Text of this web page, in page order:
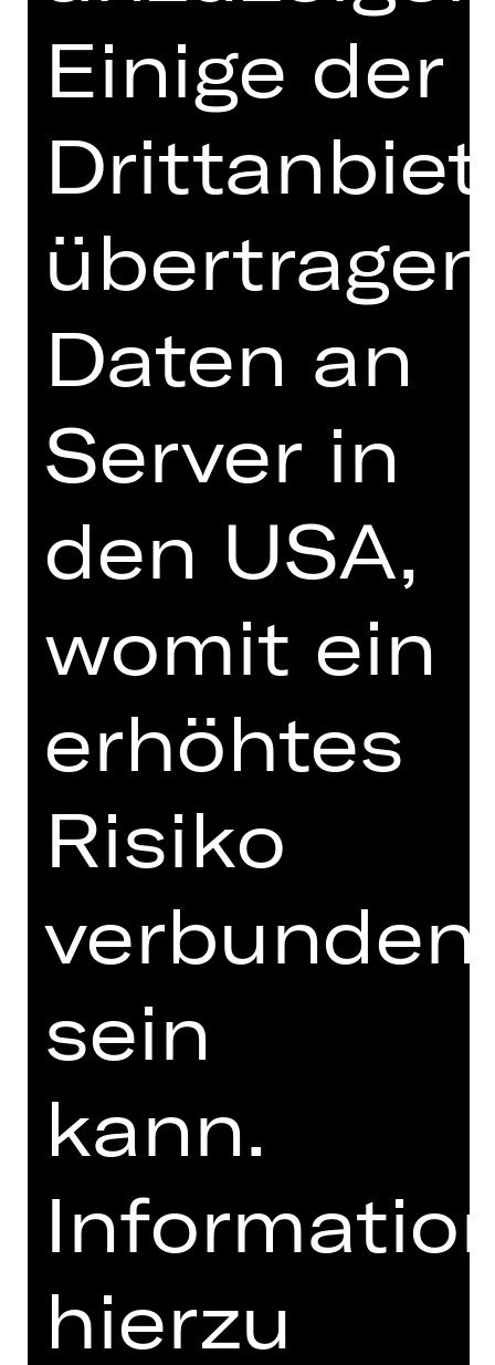
zwei junge Menschen, die versuchen,
gemeinsam einen Weg durch dieses
Leben zu finden. Es sind unruhige
Zeiten, in denen sozialer Abstieg
die Unzufriedenheit politisch zu
nutzen. Zeiten des Windes, bevor der
Doch wer ist der Mann, der da unter
den beiden wohnt, von dem es heißt,
autobiographischer Schriften
zeichnet die eigens für das
Fassung parallel zur Handlung des
Romans das Leben Hans Falladas
nach. Drogenabhängig, gewalttätig,
erfolgreich.
Wie verhält man sich als Künstler*in in
Zeiten des Umbruchs? Welche
Verantwortung hat man gegenüber
seinem Werk, seinen Figuren, der
Scham, über Einsamkeit und Liebe
und über den Wind, der allezeit über
„Und es kümmert ihn nicht,
wer die Menschen regiert.
Erdball
umspannt.
ausmarschiert.
Der Wind geht allezeit über das Land.“
(Reinhard Mey)
DIGITALE STÜCKEINFÜHRUNG
zur Online-Einführung
Einige der
übertragen
Daten an
Server in
den USA,
womit ein
erhöhtes
Risiko
verbunden
sein
kann.
hierzu